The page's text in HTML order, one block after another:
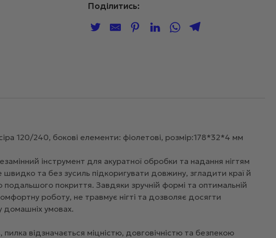
Поділитись:
120/240, бокові елементи: фіолетові, розмір:178*32*4 мм
інструмент для акуратної обробки та надання нігтям
та без зусиль підкоригувати довжину, згладити краї й
подальшого покриття. Завдяки зручній формі та оптимальній
роботу, не травмує нігті та дозволяє досягти
домашніх умовах.
пилка відзначається міцністю, довговічністю та безпекою